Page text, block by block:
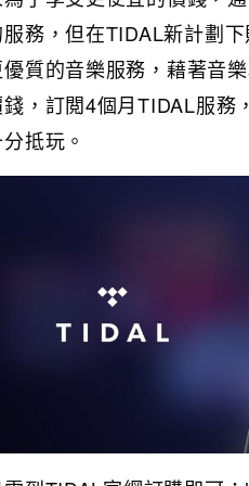
務，但在TIDAL新計劃
質的音樂服務，藉著音
，訂閲4個月TIDAL服務
抵玩。